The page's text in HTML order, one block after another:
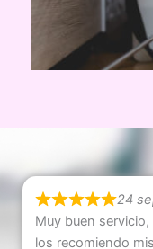
24
Muy buen
los recomiendo